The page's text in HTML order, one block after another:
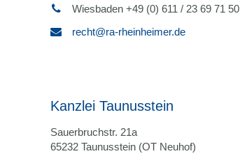
Wiesbaden +49 (0) 611 / 23 69 71 50
recht@ra-rheinheimer.de
Kanzlei Taunusstein
Sauerbruchstr. 21a
65232 Taunusstein (OT Neuhof)